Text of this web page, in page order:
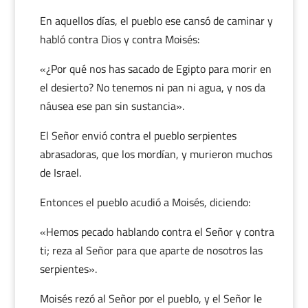
En aquellos días, el pueblo ese cansó de caminar y
habló contra Dios y contra Moisés:
«¿Por qué nos has sacado de Egipto para morir en
el desierto? No tenemos ni pan ni agua, y nos da
náusea ese pan sin sustancia».
El Señor envió contra el pueblo serpientes
abrasadoras, que los mordían, y murieron muchos
de Israel.
Entonces el pueblo acudió a Moisés, diciendo:
«Hemos pecado hablando contra el Señor y contra
ti; reza al Señor para que aparte de nosotros las
serpientes».
Moisés rezó al Señor por el pueblo, y el Señor le